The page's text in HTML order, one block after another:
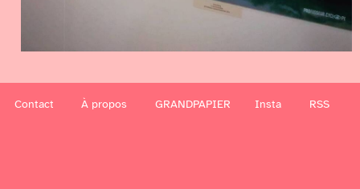
Contact À propos GRANDPAPIER Insta RSS